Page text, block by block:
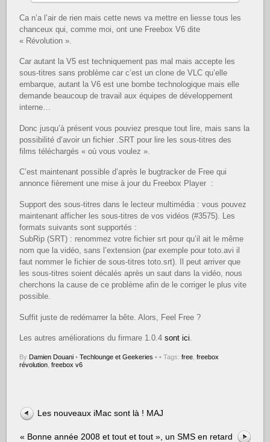
Ca n’a l’air de rien mais cette news va mettre en liesse tous les
chanceux qui, comme moi, ont une Freebox V6 dite
« Révolution ».
Car autant la V5 est techniquement pas mal mais accepte les
sous-titres sans problème car c’est un clone de VLC qu’elle
embarque, autant la V6 est une bombe technologique mais elle
demande beaucoup de travail aux équipes de développement
interne…
Donc jusqu’à présent vous pouviez presque tout lire, mais sans la
possibilité d’avoir un fichier .SRT pour lire les sous-titres des
films téléchargés « où vous voulez ».
C’est maintenant possible d’après le bugtracker de Free qui
annonce fièrement une mise à jour du Freebox Player :
Support des sous-titres dans le lecteur multimédia : vous pouvez
maintenant afficher les sous-titres de vos vidéos (#3575). Les
formats suivants sont supportés :
SubRip (SRT) : renommez votre fichier srt pour qu’il ait le même
nom que la vidéo, sans l’extension (par exemple pour toto.avi il
faut nommer le fichier de sous-titres toto.srt). Il peut arriver que
les sous-titres soient décalés après un saut dans la vidéo, nous
cherchons la cause de ce problème afin de le corriger le plus vite
possible.
Suffit juste de redémarrer la bête. Alors, Feel Free ?
Les autres améliorations du firmare 1.0.4sont ici.
By Damien Douani • Techlounge et Geekeries • • Tags:free ,freebox
révolution ,freebox v6
Les nouveaux iMac sont là ! MAJ
« Bonne année 2008 et tout et tout », un SMS en retard